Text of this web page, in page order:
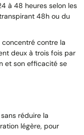
à 48 heures selon les
48h ou du
contre la
deux à trois fois par
et son efficacité se
réduire la
légère, pour